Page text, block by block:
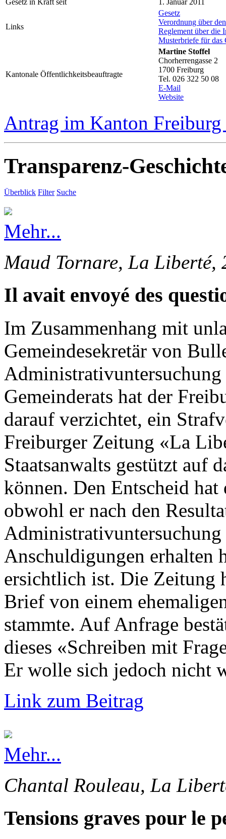
Links
Gesetz
Verordnung über
Reglement über die
Musterbriefe für das
Kantonale Öffentlichkeitsbeauftragte
Martine Stoffel
Chorherrengasse 2
1700 Freiburg
Tel. 026 322 50 08
E-Mail
Website
Antrag im Kanton Freiburg
Transparenz-
Überblick Filter Suche
Mehr...
Maud Tornare, La Liberté,
Il avait envoyé des
Im Zusammenhang mit
Gemeindesekretär von
Administrativuntersuchung
Gemeinderats hat der
darauf verzichtet, ein
Freiburger Zeitung «La
Staatsanwalts gestützt auf
können. Den Entscheid
obwohl er nach den
Anschuldigungen erhalten
ersichtlich ist. Die Zeitung
Brief von einem
stammte. Auf Anfrage
dieses «Schreiben mit
Er wolle sich jedoch nicht
Link zum Beitrag
Mehr...
Chantal Rouleau, La
Tensions graves pour le